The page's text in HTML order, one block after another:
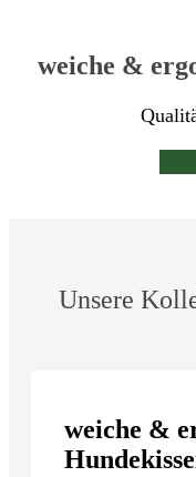
weiche &
Unsere
weiche &